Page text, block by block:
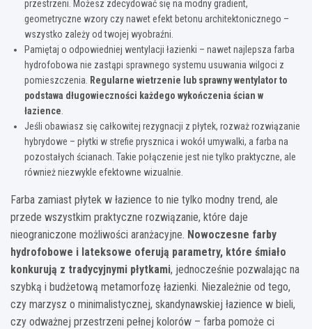
przestrzeni. Możesz zdecydować się na modny gradient,
geometryczne wzory czy nawet efekt betonu architektonicznego –
wszystko zależy od twojej wyobraźni.
Pamiętaj o odpowiedniej wentylacji łazienki – nawet najlepsza farba
hydrofobowa nie zastąpi sprawnego systemu usuwania wilgoci z
pomieszczenia.
Regularne wietrzenie lub sprawny wentylator to
podstawa długowieczności każdego wykończenia ścian w
łazience
Jeśli obawiasz się całkowitej rezygnacji z płytek, rozważ rozwiązanie
hybrydowe – płytki w strefie prysznica i wokół umywalki, a farba na
pozostałych ścianach. Takie połączenie jest nie tylko praktyczne, ale
również niezwykle efektowne wizualnie.
Farba zamiast płytek w łazience to nie tylko modny trend, ale
przede wszystkim praktyczne rozwiązanie, które daje
nieograniczone możliwości aranżacyjne. Nowoczesne farby
hydrofobowe i lateksowe oferują parametry, które śmiało
konkurują z tradycyjnymi płytkami, jednocześnie pozwalając na
szybką i budżetową metamorfozę łazienki. Niezależnie od tego,
czy marzysz o minimalistycznej, skandynawskiej łazience w bieli,
czy odważnej przestrzeni pełnej kolorów – farba pomoże ci